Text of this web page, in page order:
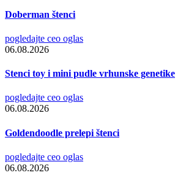
Doberman štenci
pogledajte ceo oglas
06.08.2026
Stenci toy i mini pudle vrhunske genetike
pogledajte ceo oglas
06.08.2026
Goldendoodle prelepi štenci
pogledajte ceo oglas
06.08.2026